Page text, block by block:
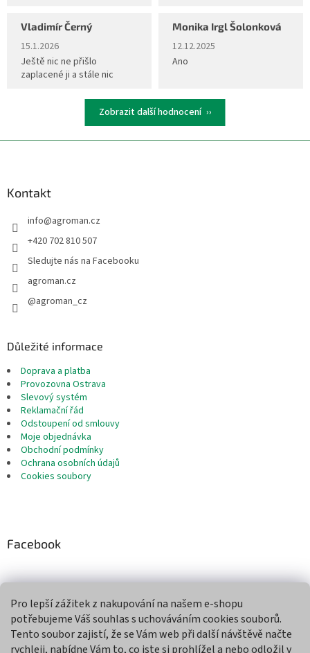
Pro lepší zážitek z nakupování na našem e-shopu
potřebujeme Váš souhlas s uchováváním cookies souborů.
Tento soubor zajistí, že se Vám web při další návštěvě načte
rychleji, nabídne Vám to, co jste si prohlížel a nebo odložil v
Vladimír Černý
Hodnocení obchodu je 5 z 5 hvězdiček.
15.1.2026
Ještě nic ne přišlo
zaplacené ji a stále nic
Monika Irgl Šolonková
Hodnocení obchodu je 5 z 5
12.12.2025
Ano
Zobrazit další hodnocení
Kontakt
info@agroman.cz
+420 702 810 507
Sledujte nás na Facebooku
agroman.cz
@agroman_cz
Důležité informace
Doprava a platba
Provozovna Ostrava
Slevový systém
Reklamační řád
Odstoupení od smlouvy
Moje objednávka
Obchodní podmínky
Ochrana osobních údajů
Cookies soubory
Facebook
Přijímáme online platby